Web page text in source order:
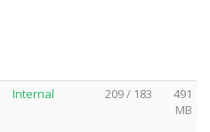
Internal 209 / 183
491
MB